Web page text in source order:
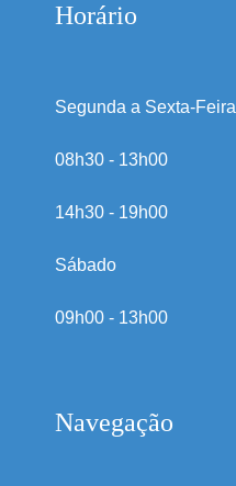
Horário
Segunda a Sexta-Feira
08h30 - 13h00
14h30 - 19h00
Sábado
09h00 - 13h00
Navegação